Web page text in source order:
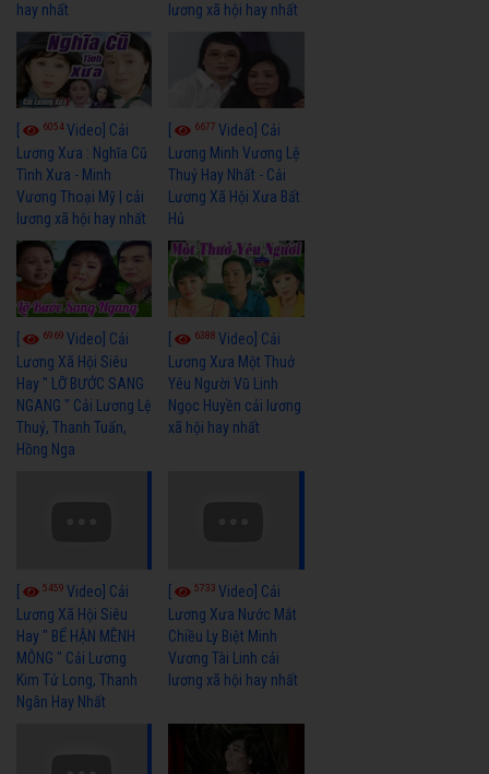
hay nhất lương xã hội hay nhất
6054Video] Cải
Lương Xưa : Nghĩa Cũ
Tình Xưa - Minh
Vương Thoại Mỹ | cải
lương xã hội hay nhất
6677Video] Cải
Lương Minh Vương Lệ
Thuỷ Hay Nhất - Cải
Lương Xã Hội Xưa Bất
Hủ
6969 Video] Cải
Lương Xã Hội Siêu
Hay " LỠ BƯỚC SANG
NGANG " Cải Lương Lệ
Thuỷ, Thanh Tuấn,
Hồng Nga
6388Video] Cải
Lương Xưa Một Thuở
Yêu Người Vũ Linh
Ngọc Huyền cải lương
xã hội hay nhất
5459 Video] Cải
Lương Xã Hội Siêu
Hay " BỂ HẬN MÊNH
MÔNG " Cải Lương
Kim Tử Long, Thanh
Ngân Hay Nhất
5733Video] Cải
Lương Xưa Nước Mắt
Chiều Ly Biệt Minh
Vương Tài Linh cải
lương xã hội hay nhất